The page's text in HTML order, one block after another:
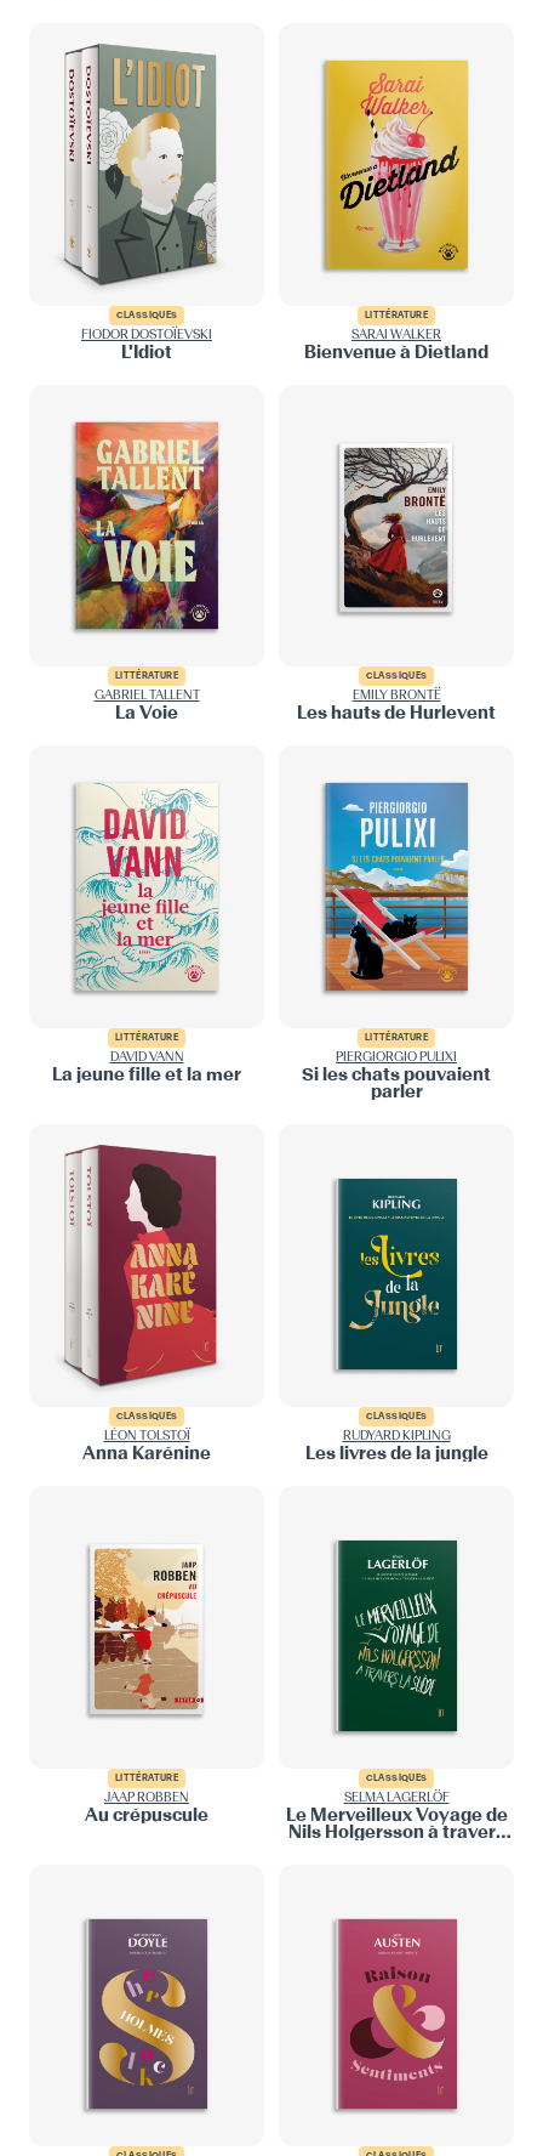
CLASSIQUES
FIODOR DOSTOÏEVSKI
L'Idiot
LITTÉRATURE
SARAI WALKER
Bienvenue à Dietland
LITTÉRATURE
GABRIEL TALLENT
La Voie
CLASSIQUES
EMILY BRONTË
Les hauts de Hurlevent
LITTÉRATURE
DAVID VANN
La jeune fille et la mer
LITTÉRATURE
PIERGIORGIO PULIXI
Si les chats pouvaient
parler
CLASSIQUES
LÉON TOLSTOÏ
Anna Karénine
CLASSIQUES
RUDYARD KIPLING
Les livres de la jungle
LITTÉRATURE
JAAP ROBBEN
Au crépuscule
CLASSIQUES
SELMA LAGERLÖF
Le Merveilleux Voyage de
Nils Holgersson à travers